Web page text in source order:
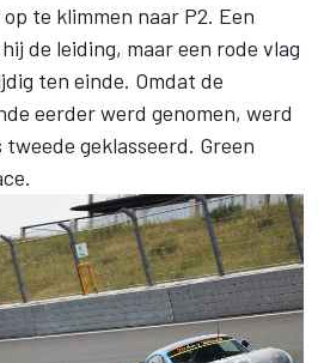
te klimmen naar P2. Een
de leiding, maar een rode vlag
ten einde. Omdat de
eerder werd genomen, werd
geklasseerd. Green